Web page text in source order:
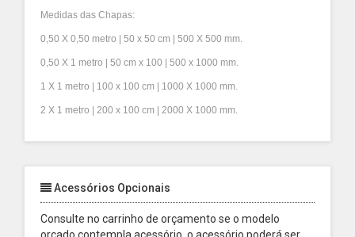
Medidas das Chapas:
0,50 X 0,50 metro | 50 x 50 cm | 500 X 500 mm.
0,50 X 1 metro | 50 cm x 100 | 500 x 1000 mm.
1 X 1 metro | 100 x 100 cm | 1000 X 1000 mm.
2 X 1 metro | 200 x 100 cm | 2000 X 1000 mm.
Acessórios Opcionais
Consulte no carrinho de orçamento se o modelo